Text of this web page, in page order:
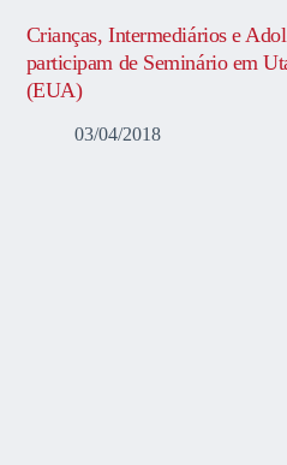
Crianças, Intermediários e
participam de Seminário em
(EUA)
03/04/2018